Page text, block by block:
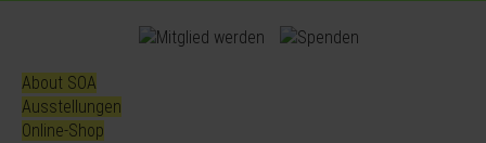
About SOA
Ausstellungen
Online-Shop